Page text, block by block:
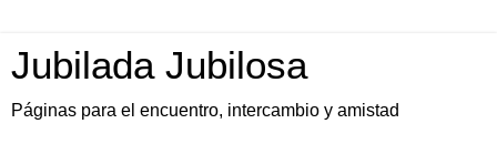
Jubilada Jubilosa
Páginas para el encuentro, intercambio y amistad